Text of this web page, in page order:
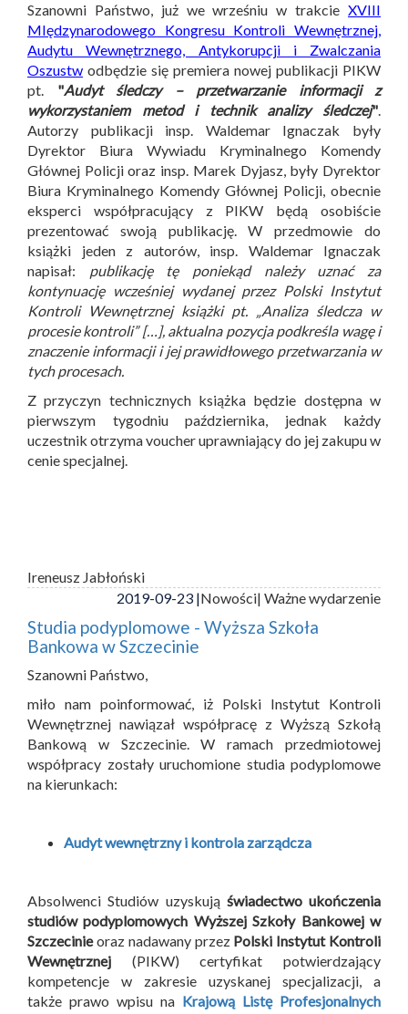
Szanowni Państwo, już we wrześniu w trakcie XVIII
MIędzynarodowego Kongresu Kontroli Wewnętrznej,
Audytu Wewnętrznego, Antykorupcji i Zwalczania
Oszustw odbędzie się premiera nowej publikacji PIKW
pt. "Audyt śledczy – przetwarzanie informacji z
wykorzystaniem metod i technik analizy śledczej".
Autorzy publikacji insp. Waldemar Ignaczak były
Dyrektor Biura Wywiadu Kryminalnego Komendy
Głównej Policji oraz insp. Marek Dyjasz, były Dyrektor
Biura Kryminalnego Komendy Głównej Policji, obecnie
eksperci współpracujący z PIKW będą osobiście
prezentować swoją publikację. W przedmowie do
książki jeden z autorów, insp. Waldemar Ignaczak
napisał: publikację tę poniekąd należy uznać za
kontynuację wcześniej wydanej przez Polski Instytut
Kontroli Wewnętrznej książki pt. „Analiza śledcza w
procesie kontroli” […], aktualna pozycja podkreśla wagę i
znaczenie informacji i jej prawidłowego przetwarzania w
tych procesach.
Z przyczyn technicznych książka będzie dostępna w
pierwszym tygodniu października, jednak każdy
uczestnik otrzyma voucher uprawniający do jej zakupu w
cenie specjalnej.
Ireneusz Jabłoński
2019-09-23 |Nowości| Ważne wydarzenie
Studia podyplomowe - Wyższa Szkoła
Bankowa w Szczecinie
Szanowni Państwo,
miło nam poinformować, iż Polski Instytut Kontroli
Wewnętrznej nawiązał współpracę z Wyższą Szkołą
Bankową w Szczecinie. W ramach przedmiotowej
współpracy zostały uruchomione studia podyplomowe
na kierunkach:
Audyt wewnętrzny i kontrola zarządcza
Absolwenci Studiów uzyskują świadectwo ukończenia
studiów podyplomowych Wyższej Szkoły Bankowej w
Szczecinieoraz nadawany przez Polski Instytut Kontroli
Wewnętrznej (PIKW) certyfikat potwierdzający
kompetencje w zakresie uzyskanej specjalizacji, a
także prawo wpisu na Krajową Listę Profesjonalnych